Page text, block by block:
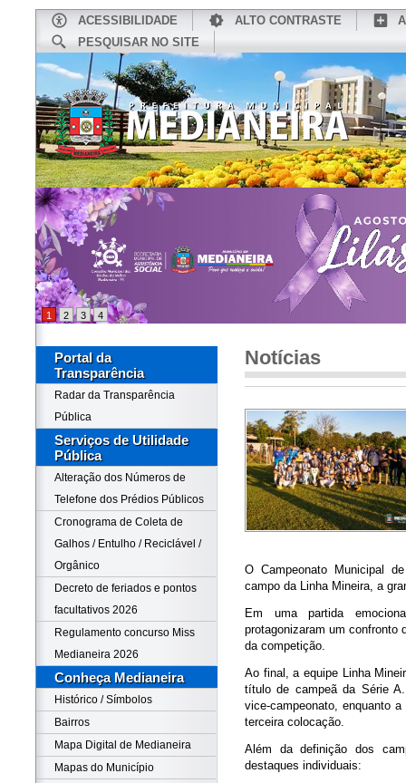
ACESSIBILIDADE ALTO CONTRASTE
PESQUISAR NO SITE
CONHEÇA MEDIANEIRA
1 2 3 4
Portal da
Transparência
Radar da Transparência
Pública
Serviços de Utilidade
Pública
Alteração dos Números de
Telefone dos Prédios Públicos
Cronograma de Coleta de
Galhos / Entulho / Reciclável /
Orgânico
Decreto de feriados e pontos
facultativos 2026
Regulamento concurso Miss
Medianeira 2026
Conheça Medianeira
Histórico / Símbolos
Bairros
Mapa Digital de Medianeira
Mapas do Município
Notícias
O Campeonato Municipal
campo da Linha Mineira, a
Em uma partida
protagonizaram um confronto
da competição.
Ao final, a equipe Linha
título de campeã da Série
vice-campeonato, enquanto
terceira colocação.
Além da definição dos
destaques individuais: